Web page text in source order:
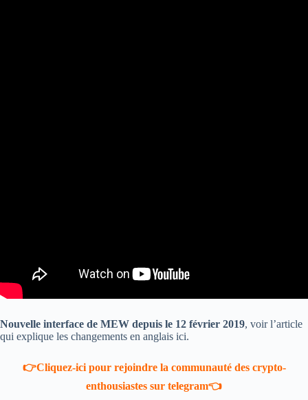
Nouvelle interface de MEW depuis le 12 février 2019, voir l’article
qui explique les changements en anglais ici.
👉Cliquez-ici pour rejoindre la communauté des crypto-
enthousiastes sur telegram👈